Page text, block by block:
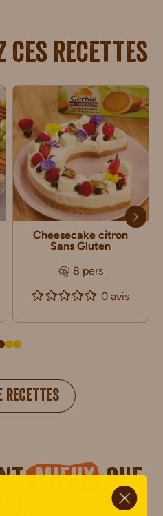
ces recettes
Cheesecake citron
Sans Gluten
8 pers
0 avis
RECETTES
mieuxque